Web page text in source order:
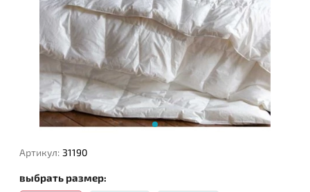
Артикул: 31190
выбрать размер:
Наполнитель: